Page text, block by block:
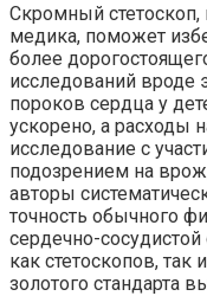
Скромный
медика, поможет
более
исследований вроде
пороков сердца у
ускорено, а расходы
исследование с
подозрением на
авторы
точность обычного
сердечно-
как стетоскопов,
золотого стандарта